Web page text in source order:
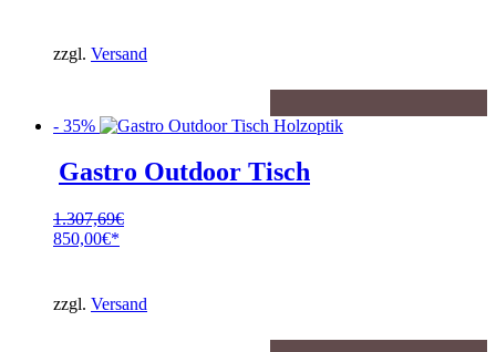
646,15€
ist:
355,38€.
zzgl. Versand
- 35%
Gastro Outdoor Tisch
1.307,69€
Ursprünglicher
1.307,69€
850,00€
ist:
850,00€.
zzgl. Versand